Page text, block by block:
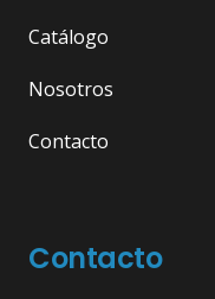
Catálogo
Nosotros
Contacto
Contacto